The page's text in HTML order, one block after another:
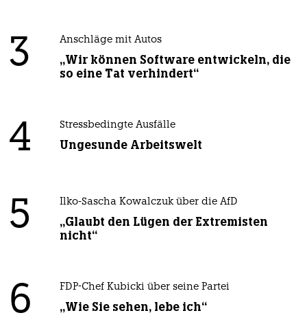
3 Anschläge mit Autos
„Wir können Software entwickeln, die
so eine Tat verhindert“
4 Stressbedingte Ausfälle
Ungesunde Arbeitswelt
5 Ilko-Sascha Kowalczuk über die AfD
„Glaubt den Lügen der Extremisten
nicht“
6 FDP-Chef Kubicki über seine Partei
„Wie Sie sehen, lebe ich“